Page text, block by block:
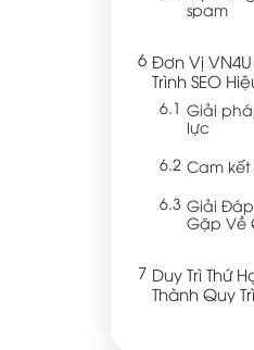
spam
Đơn Vị
Trình SEO
Giải
lực
Cam
Giải
Gặp Về
Duy Trì Thứ
Thành Quy